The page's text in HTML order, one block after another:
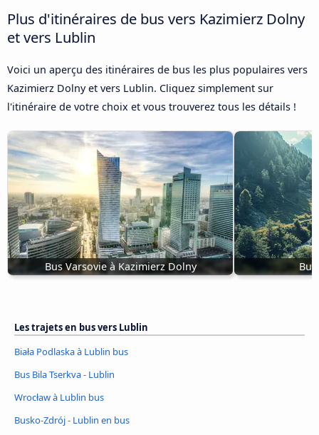
Plus d'itinéraires de bus vers Kazimierz Dolny
et vers Lublin
Voici un aperçu des itinéraires de bus les plus populaires vers
Kazimierz Dolny et vers Lublin. Cliquez simplement sur
l'itinéraire de votre choix et vous trouverez tous les détails !
Bus Varsovie à Kazimierz Dolny
Les trajets en bus vers Lublin
Biała Podlaska à Lublin bus
Bus Bila Tserkva - Lublin
Wrocław à Lublin bus
Busko-Zdrój - Lublin en bus